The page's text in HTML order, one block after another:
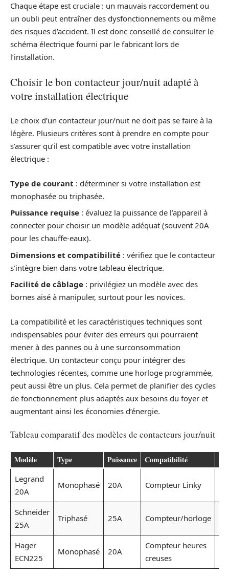
Chaque étape est cruciale : un mauvais raccordement ou
un oubli peut entraîner des dysfonctionnements ou même
des risques d’accident. Il est donc conseillé de consulter le
schéma électrique fourni par le fabricant lors de
l’installation.
Choisir le bon contacteur jour/nuit adapté à
votre installation électrique
Le choix d’un contacteur jour/nuit ne doit pas se faire à la
légère. Plusieurs critères sont à prendre en compte pour
s’assurer qu’il est compatible avec votre installation
électrique :
Type de courant : déterminer si votre installation est
monophasée ou triphasée.
Puissance requise : évaluez la puissance de l’appareil à
connecter pour choisir un modèle adéquat (souvent 20A
pour les chauffe-eaux).
Dimensions et compatibilité : vérifiez que le contacteur
s’intègre bien dans votre tableau électrique.
Facilité de câblage : privilégiez un modèle avec des
bornes aisé à manipuler, surtout pour les novices.
La compatibilité et les caractéristiques techniques sont
indispensables pour éviter des erreurs qui pourraient
mener à des pannes ou à une surconsommation
électrique. Un contacteur conçu pour intégrer des
technologies récentes, comme une horloge programmée,
peut aussi être un plus. Cela permet de planifier des cycles
de fonctionnement plus adaptés aux besoins du foyer et
augmentant ainsi les économies d’énergie.
Tableau comparatif des modèles de contacteurs jour/nuit
Modèle Type Puissance Compatibilité
Legrand
20A
Monophasé 20A Compteur Linky
Schneider
25A
Triphasé 25A Compteur/horloge
Hager
ECN225
Monophasé 20A
Compteur heures
creuses